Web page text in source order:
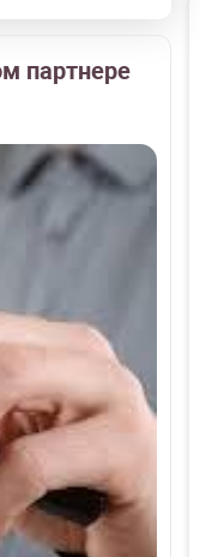
партнере